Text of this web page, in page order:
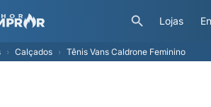
Lojas
Calçados Tênis Vans Caldrone Feminino